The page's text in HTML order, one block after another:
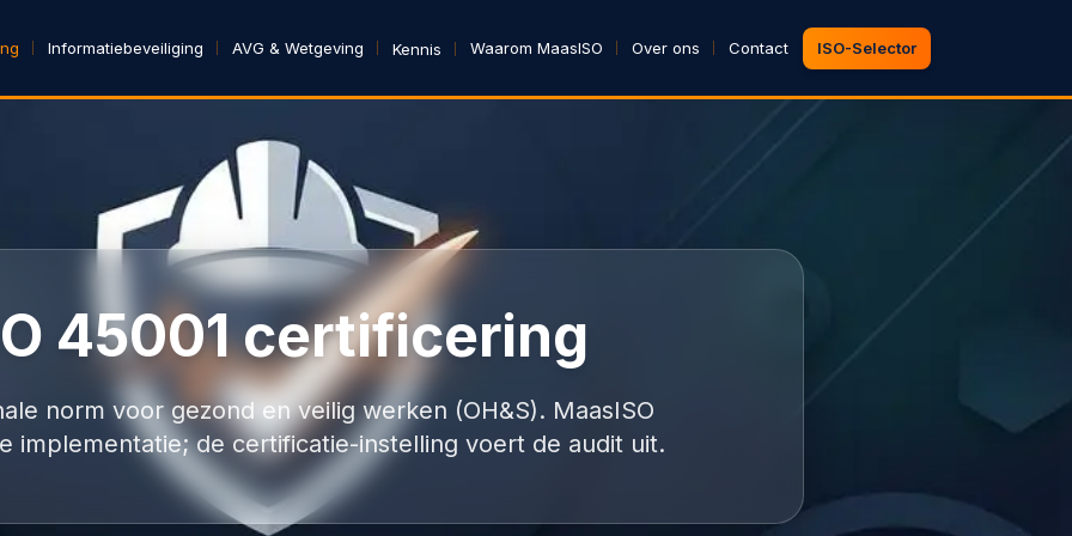
Informatiebeveiliging AVG & Wetgeving Kennis Waarom MaasISO Over ons Contact ISO-Selector
45001 certificering
norm voor gezond en veilig werken (OH&S). MaasISO
implementatie; de certificatie-instelling voert de audit uit.